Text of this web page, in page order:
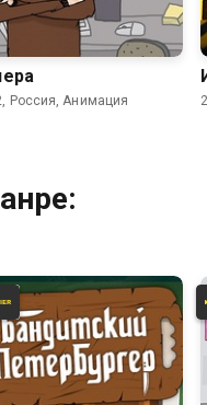
Россия, Анимация